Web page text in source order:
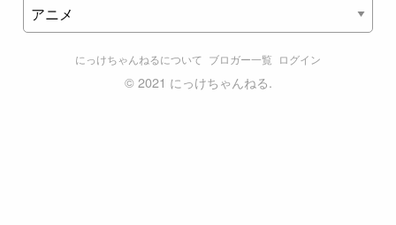
にっけちゃんねるについて ブロガー一覧 ログイン
© 2021 にっけちゃんねる.